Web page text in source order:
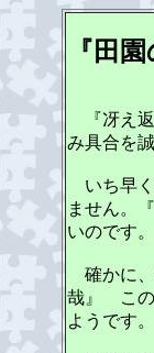
『田
『冴え
み具合を
いち早く
ません。
いのです。
確かに
哉』 この
ようです。